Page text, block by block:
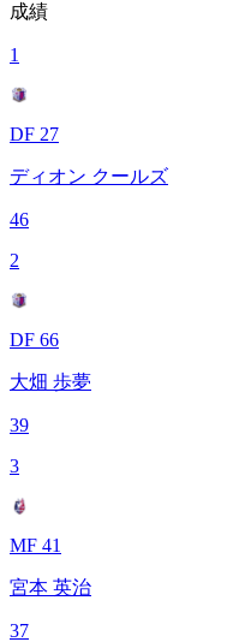
成績
1
DF 27
ディオン クールズ
46
2
DF 66
大畑 歩夢
39
3
MF 41
宮本 英治
37